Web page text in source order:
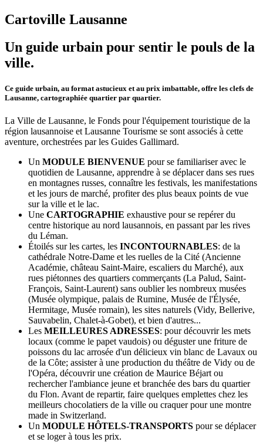
Cartoville Lausanne
Un guide urbain pour sentir le pouls de la
ville.
Ce guide urbain, au format astucieux et au prix imbattable, offre les clefs de
Lausanne, cartographiée quartier par quartier.
La Ville de Lausanne, le Fonds pour l'équipement touristique de la
région lausannoise et Lausanne Tourisme se sont associés à cette
aventure, orchestrées par les Guides Gallimard.
Un MODULE BIENVENUE pour se familiariser avec le
quotidien de Lausanne, apprendre à se déplacer dans ses rues
en montagnes russes, connaître les festivals, les manifestations
et les jours de marché, profiter des plus beaux points de vue
sur la ville et le lac.
Une CARTOGRAPHIE exhaustive pour se repérer du
centre historique au nord lausannois, en passant par les rives
du Léman.
Étoilés sur les cartes, les INCONTOURNABLES: de la
cathédrale Notre-Dame et les ruelles de la Cité (Ancienne
Académie, château Saint-Maire, escaliers du Marché), aux
rues piétonnes des quartiers commerçants (La Palud, Saint-
François, Saint-Laurent) sans oublier les nombreux musées
(Musée olympique, palais de Rumine, Musée de l'Élysée,
Hermitage, Musée romain), les sites naturels (Vidy, Bellerive,
Sauvabelin, Chalet-à-Gobet), et bien d'autres...
Les MEILLEURES ADRESSES: pour découvrir les mets
locaux (comme le papet vaudois) ou déguster une friture de
poissons du lac arrosée d'un délicieux vin blanc de Lavaux ou
de la Côte; assister à une production du théâtre de Vidy ou de
l'Opéra, découvrir une création de Maurice Béjart ou
rechercher l'ambiance jeune et branchée des bars du quartier
du Flon. Avant de repartir, faire quelques emplettes chez les
meilleurs chocolatiers de la ville ou craquer pour une montre
made in Switzerland.
Un MODULE HÔTELS-TRANSPORTS pour se déplacer
et se loger à tous les prix.